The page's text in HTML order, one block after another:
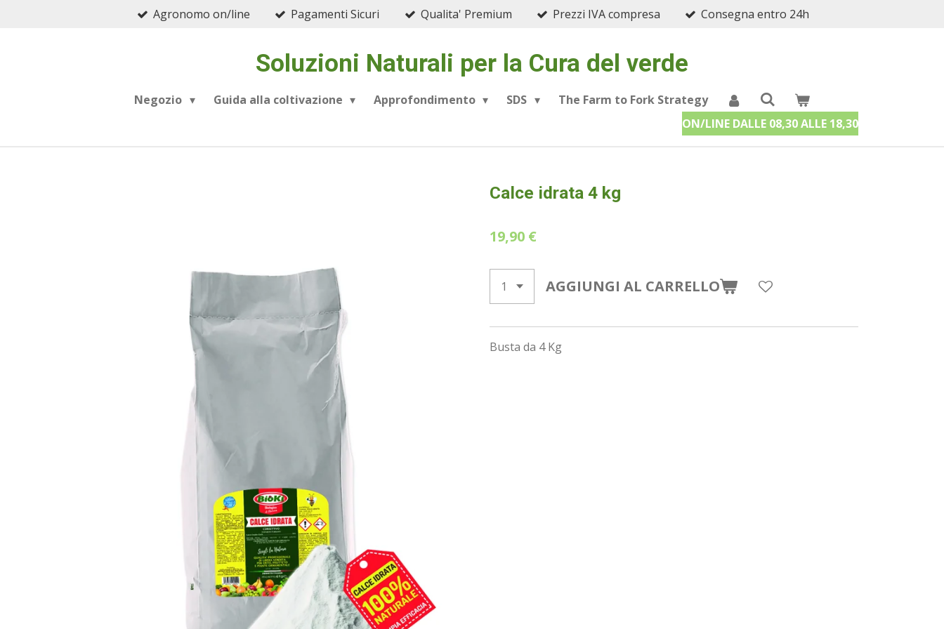
Agronomo on/line Pagamenti Sicuri Qualita' Premium Prezzi IVA compresa Consegna entro 24h
Soluzioni Naturali per la Cura del verde
Negozio Guida alla coltivazione Approfondimento SDS
The Farm to Fork Strategy
ON/LINE DALLE 08,30 ALLE 18,30
Calce idrata 4 kg
19,90 €
AGGIUNGI AL CARRELLO
Busta da 4 Kg